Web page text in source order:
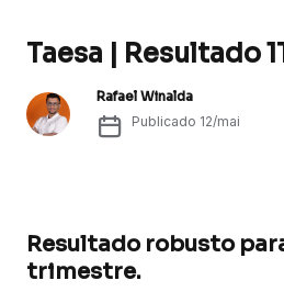
Taesa | Resultado
Rafael Winalda
Publicado 12/mai
Resultado robusto
trimestre.